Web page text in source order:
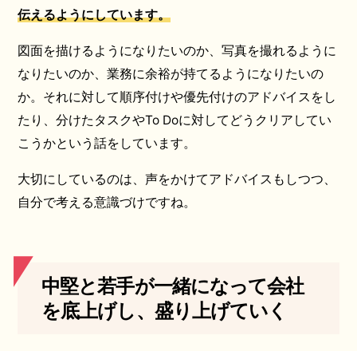
伝えるようにしています。
図面を描けるようになりたいのか、写真を撮れるように
なりたいのか、業務に余裕が持てるようになりたいの
か。それに対して順序付けや優先付けのアドバイスをし
たり、分けたタスクやTo Doに対してどうクリアしてい
こうかという話をしています。
大切にしているのは、声をかけてアドバイスもしつつ、
自分で考える意識づけですね。
中堅と若手が一緒になって会社
を底上げし、盛り上げていく